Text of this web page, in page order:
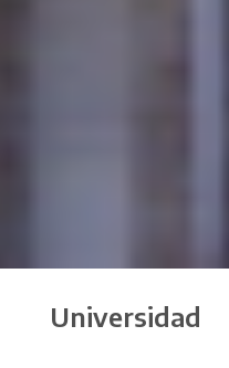
Universidad